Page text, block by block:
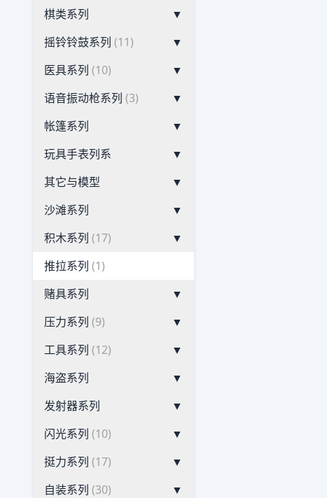
棋类系列
▼
摇铃铃鼓系列 (11)
▼
医具系列 (10)
▼
语音振动枪系列 (3)
▼
帐篷系列
▼
玩具手表列系
▼
其它与模型
▼
沙滩系列
▼
积木系列 (17)
▼
推拉系列 (1)
赌具系列
▼
压力系列 (9)
▼
工具系列 (12)
▼
海盗系列
▼
发射器系列
▼
闪光系列 (10)
▼
挺力系列 (17)
▼
自装系列 (30)
▼